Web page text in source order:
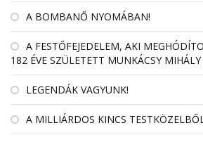
A BOMBANŐ NYOMÁBAN!
A FESTŐFEJEDELEM, AKI
182 ÉVE SZÜLETETT MUNKÁCSY MIHÁLY
LEGENDÁK VAGYUNK!
A MILLIÁRDOS KINCS